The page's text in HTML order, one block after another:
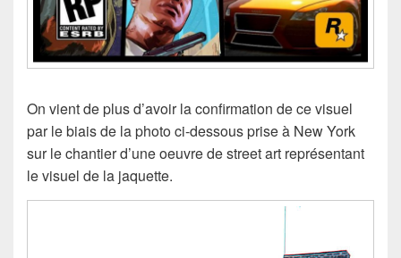
On vient de plus d’avoir la confirmation de ce visuel
par le biais de la photo ci-dessous prise à New York
sur le chantier d’une oeuvre de street art représentant
le visuel de la jaquette.